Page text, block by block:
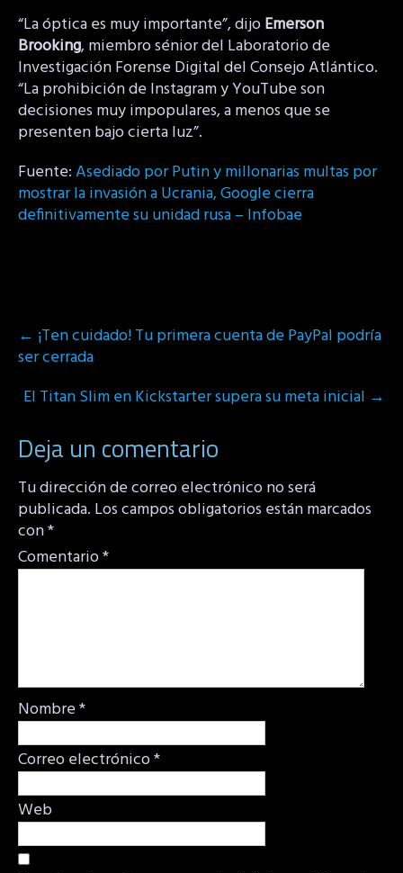
“La óptica es muy importante”, dijoEmerson
Brooking, miembro sénior del Laboratorio de
Investigación Forense Digital del Consejo Atlántico.
“La prohibición de Instagram y YouTube son
decisiones muy impopulares, a menos que se
presenten bajo cierta luz”.
Fuente:Asediado por Putin y millonarias multas por
mostrar la invasión a Ucrania, Google cierra
definitivamente su unidad rusa – Infobae
Post
navigation
← ¡Ten cuidado! Tu primera cuenta de PayPal podría
ser cerrada
El Titan Slim en Kickstarter supera su meta inicial →
Deja un comentario
Tu dirección de correo electrónico no será
publicada. Los campos obligatorios están marcados
con*
Comentario*
Nombre*
Correo electrónico*
Web